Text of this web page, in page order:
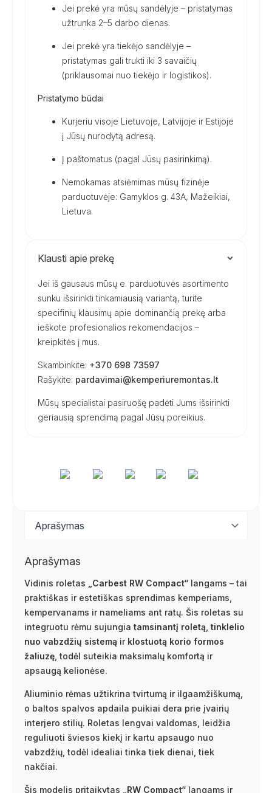
Jei prekė yra mūsų sandėlyje – pristatymas
užtrunka 2–5 darbo dienas.
Jei prekė yra tiekėjo sandėlyje –
pristatymas gali trukti iki 3 savaičių
(priklausomai nuo tiekėjo ir logistikos).
Pristatymo būdai
Kurjeriu visoje Lietuvoje, Latvijoje ir Estijoje
į Jūsų nurodytą adresą.
Į paštomatus (pagal Jūsų pasirinkimą).
Nemokamas atsiėmimas mūsų fizinėje
parduotuvėje: Gamyklos g. 43A, Mažeikiai,
Lietuva.
Klausti apie prekę
Jei iš gausaus mūsų e. parduotuvės asortimento
sunku išsirinkti tinkamiausią variantą, turite
specifinių klausimų apie dominančią prekę arba
ieškote profesionalios rekomendacijos –
kreipkitės į mus.
Skambinkite: +370 698 73597
Rašykite: pardavimai@kemperiuremontas.lt
Mūsų specialistai pasiruošę padėti Jums išsirinkti
geriausią sprendimą pagal Jūsų poreikius.
Aprašymas
Vidinis roletas „Carbest RW Compact“ langams – tai
praktiškas ir estetiškas sprendimas kemperiams,
kempervanams ir nameliams ant ratų. Šis roletas su
integruotu rėmu sujungia tamsinantį roletą tinklelio
nuo vabzdžių sistemą ir klostuotą korio formos
žaliuzę , todėl suteikia maksimalų komfortą ir
apsaugą kelionėse.
Aliuminio rėmas užtikrina tvirtumą ir ilgaamžiškumą,
o baltos spalvos apdaila puikiai dera prie įvairių
interjero stilių. Roletas lengvai valdomas, leidžia
reguliuoti šviesos kiekį ir kartu apsaugo nuo
vabzdžių, todėl idealiai tinka tiek dienai, tiek
nakčiai.
Šis modelis pritaikytas „RW Compact“ langams ir